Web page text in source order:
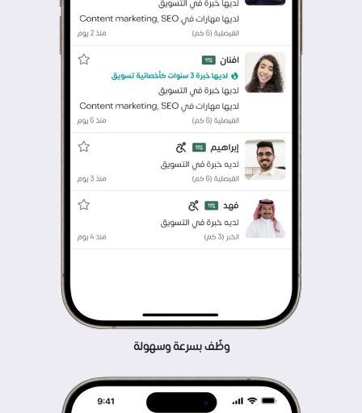
وظّف بسرعة وسهولة